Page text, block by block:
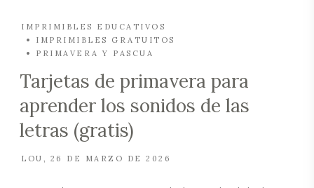
IMPRIMIBLES EDUCATIVOS
IMPRIMIBLES GRATUITOS
PRIMAVERA Y PASCUA
Tarjetas de primavera para
aprender los sonidos de las
letras (gratis)
LOU 26 DE MARZO DE 2026